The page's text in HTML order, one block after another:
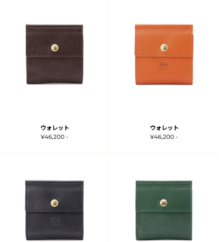
ウォレット
¥46,200 -
ウォレット
¥46,200 -